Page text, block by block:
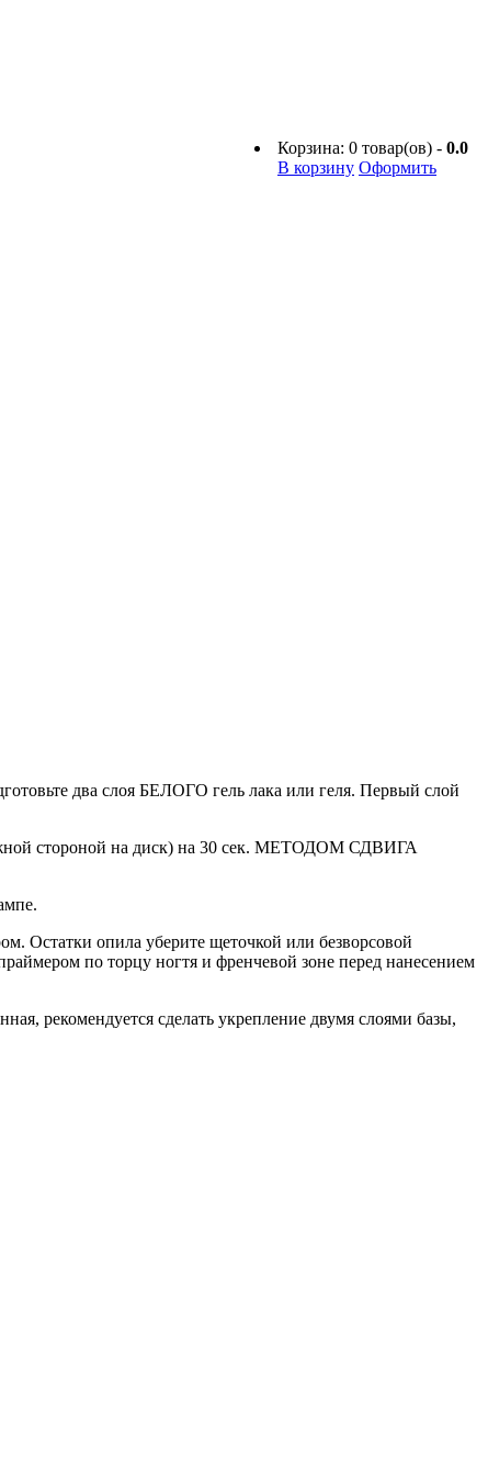
Корзина: 0 товар(ов) - 0.0
В корзину Оформить
два слоя БЕЛОГО гель лака или геля. Первый слой
стороной на диск) на 30 сек. МЕТОДОМ СДВИГА
Остатки опила уберите щеточкой или безворсовой
по торцу ногтя и френчевой зоне перед нанесением
рекомендуется сделать укрепление двумя слоями базы,